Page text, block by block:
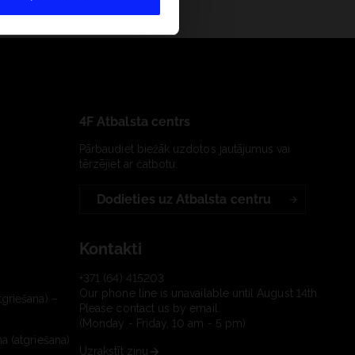
–
(atgriešana)
4F Atbalsta centrs
Pārbaudiet biežāk uzdotos jautājumus vai
tērzējiet ar čatbotu:
Dodieties uz Atbalsta centru
Kontakti
+371 (64) 415203
Our phone line is unavailable until August 14th.
Please contact us by email.
(Monday - Friday, 10 am - 5 pm)
Uzrakstīt ziņu